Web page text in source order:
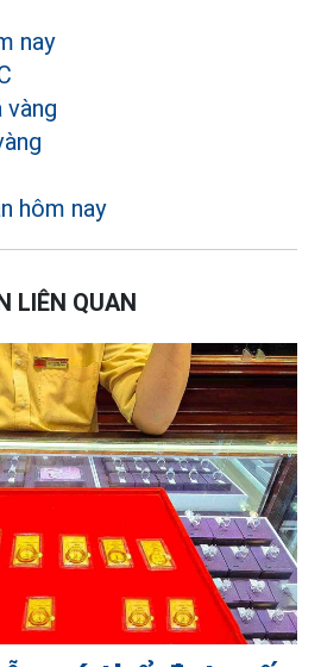
nay
vàng
hôm nay
LIÊN QUAN